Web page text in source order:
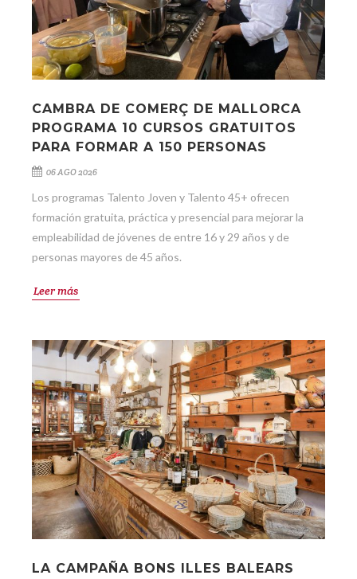
CAMBRA DE COMERÇ DE MALLORCA
PROGRAMA 10 CURSOS GRATUITOS
PARA FORMAR A 150 PERSONAS
06 AGO 2026
Los programas Talento Joven y Talento 45+ ofrecen
formación gratuita, práctica y presencial para mejorar la
empleabilidad de jóvenes de entre 16 y 29 años y de
personas mayores de 45 años.
Leer más
LA CAMPAÑA BONS ILLES BALEARS